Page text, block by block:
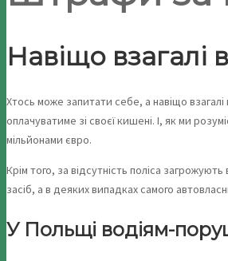
Навіщо взагалі
Хтось може запитати себе, а навіщо
оплачуватиме зі своєї кишені. І, як ми
мільйонами євро.
Крім того, за відсутність поліса
засіб, а в деяких випадках самого
У Польщі водіям-